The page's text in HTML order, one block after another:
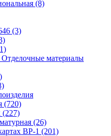
(8)
(3)
Отделочные материалы
(720)
(227)
(26)
ВР-1 (201)